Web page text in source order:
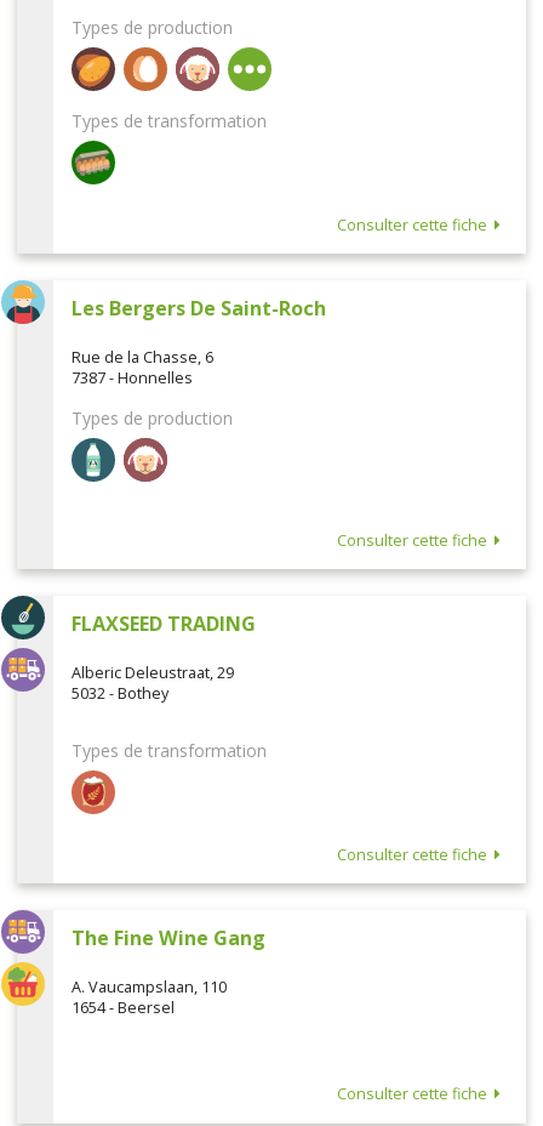
Types de production
Types de transformation
Consulter cette fiche
Les Bergers De Saint-Roch
Rue de la Chasse, 6
7387 - Honnelles
Types de production
Consulter cette fiche
FLAXSEED TRADING
Alberic Deleustraat, 29
5032 - Bothey
Types de transformation
Consulter cette fiche
The Fine Wine Gang
A. Vaucampslaan, 110
1654 - Beersel
Consulter cette fiche